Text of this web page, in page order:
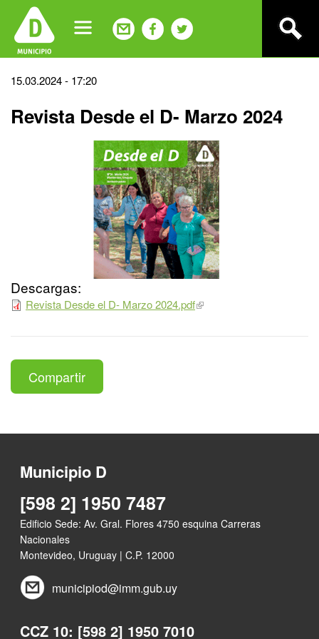
navigation
Back
top
15.03.2024 - 17:20
Revista Desde el D- Marzo 2024
Descargas:
Revista Desde el D- Marzo 2024.pdf
Compartir
Municipio D
[598 2] 1950 7487
Edificio Sede: Av. Gral. Flores 4750 esquina Carreras
Nacionales
Montevideo, Uruguay | C.P. 12000
municipiod@imm.gub.uy
CCZ 10: [598 2] 1950 7010